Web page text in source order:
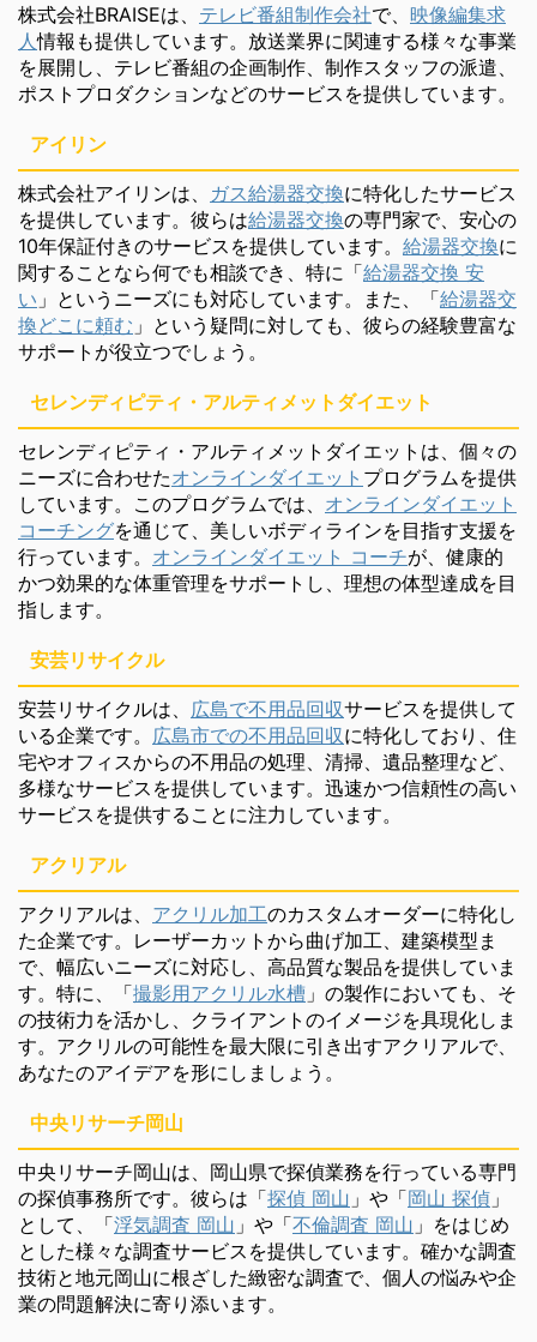
株式会社BRAISEは、 テレビ番組制作会社で、 映像編集求
人情報も提供しています。放送業界に関連する様々な事業
を展開し、テレビ番組の企画制作、制作スタッフの派遣、
ポストプロダクションなどのサービスを提供しています。
アイリン
株式会社アイリンは、 ガス給湯器交換に特化したサービス
を提供しています。彼らは給湯器交換の専門家で、安心の
10年保証付きのサービスを提供しています。 給湯器交換に
関することなら何でも相談でき、特に「給湯器交換 安
い 」というニーズにも対応しています。また、「給湯器交
換どこに頼む 」という疑問に対しても、彼らの経験豊富な
サポートが役立つでしょう。
セレンディピティ・アルティメットダイエット
セレンディピティ・アルティメットダイエットは、個々の
ニーズに合わせたオンラインダイエット プログラムを提供
しています。このプログラムでは、 オンラインダイエット
コーチングを通じて、美しいボディラインを目指す支援を
行っています。 オンラインダイエット コーチが、健康的
かつ効果的な体重管理をサポートし、理想の体型達成を目
指します。
安芸リサイクル
安芸リサイクルは、 広島で不用品回収サービスを提供して
いる企業です。 広島市での不用品回収に特化しており、住
宅やオフィスからの不用品の処理、清掃、遺品整理など、
多様なサービスを提供しています。迅速かつ信頼性の高い
サービスを提供することに注力しています。
アクリアル
アクリアルは、 アクリル加工のカスタムオーダーに特化し
た企業です。レーザーカットから曲げ加工、建築模型ま
で、幅広いニーズに対応し、高品質な製品を提供していま
す。特に、「撮影用アクリル水槽 」の製作においても、そ
の技術力を活かし、クライアントのイメージを具現化しま
す。アクリルの可能性を最大限に引き出すアクリアルで、
あなたのアイデアを形にしましょう。
中央リサーチ岡山
中央リサーチ岡山は、岡山県で探偵業務を行っている専門
の探偵事務所です。彼らは「探偵 岡山 」や「岡山 探偵 」
として、「浮気調査 岡山 」や「不倫調査 岡山 」をはじめ
とした様々な調査サービスを提供しています。確かな調査
技術と地元岡山に根ざした緻密な調査で、個人の悩みや企
業の問題解決に寄り添います。